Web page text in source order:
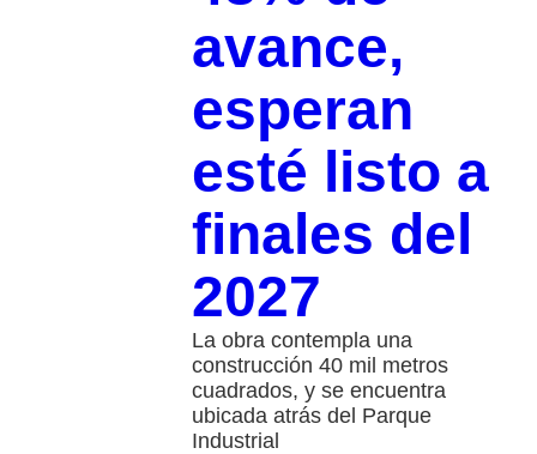
avance,
esperan
esté listo a
finales del
2027
La obra contempla una
construcción 40 mil metros
cuadrados, y se encuentra
ubicada atrás del Parque
Industrial